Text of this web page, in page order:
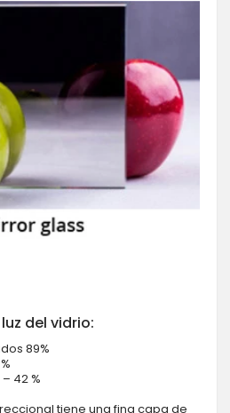
del vidrio:
89%
42 %
tiene una fina capa de